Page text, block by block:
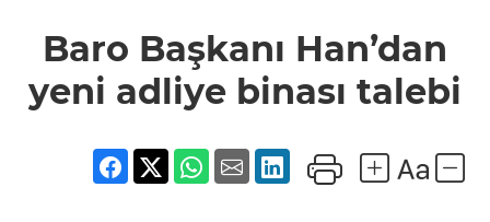
yeni
adliye
talebi
Baro Başkanı Han’dan
yeni adliye binası talebi